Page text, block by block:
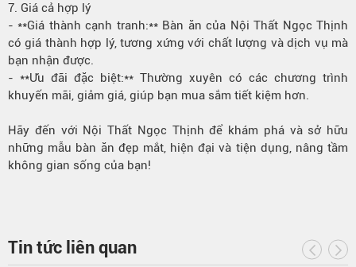
7. Giá cả hợp lý
- **Giá thành cạnh tranh:** Bàn ăn của Nội Thất Ngọc Thịnh
có giá thành hợp lý, tương xứng với chất lượng và dịch vụ mà
bạn nhận được.
- **Ưu đãi đặc biệt:** Thường xuyên có các chương trình
khuyến mãi, giảm giá, giúp bạn mua sắm tiết kiệm hơn.
Hãy đến với Nội Thất Ngọc Thịnh để khám phá và sở hữu
những mẫu bàn ăn đẹp mắt, hiện đại và tiện dụng, nâng tầm
không gian sống của bạn!
Tin tức liên quan